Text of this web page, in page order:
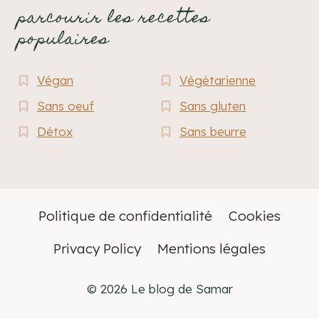
parcourir les recettes
populaires
Végan
Végétarienne
Sans oeuf
Sans gluten
Détox
Sans beurre
Politique de confidentialité
Cookies
Privacy Policy
Mentions légales
© 2026 Le blog de Samar